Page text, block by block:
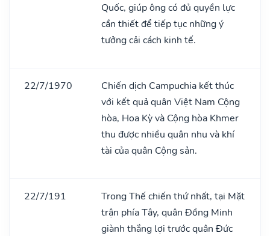
Quốc, giúp ông có đủ quyền lực
cần thiết để tiếp tục những ý
tưởng cải cách kinh tế.
22/7/1970
Chiến dịch Campuchia kết thúc
với kết quả quân Việt Nam Cộng
hòa, Hoa Kỳ và Cộng hòa Khmer
thu được nhiều quân nhu và khí
tài của quân Cộng sản.
22/7/191
Trong Thế chiến thứ nhất, tại Mặt
trận phía Tây, quân Đồng Minh
giành thắng lợi trước quân Đức